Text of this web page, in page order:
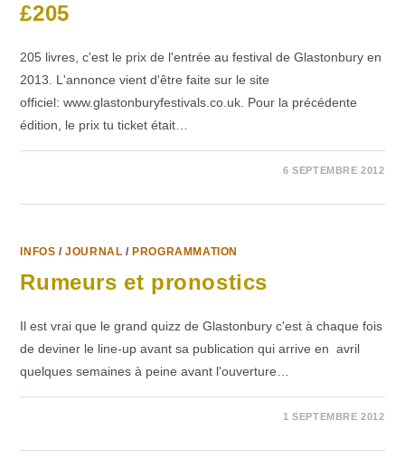
£205
205 livres, c'est le prix de l'entrée au festival de Glastonbury en
2013. L'annonce vient d'être faite sur le site
officiel: www.glastonburyfestivals.co.uk. Pour la précédente
édition, le prix tu ticket était…
6 SEPTEMBRE 2012
INFOS /JOURNAL / PROGRAMMATION
Rumeurs et pronostics
Il est vrai que le grand quizz de Glastonbury c'est à chaque fois
de deviner le line-up avant sa publication qui arrive en avril
quelques semaines à peine avant l'ouverture…
PRONOSTICS
1 SEPTEMBRE 2012